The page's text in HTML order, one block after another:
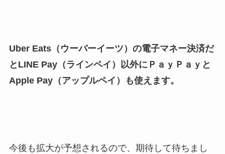
Uber Eats（ウーバーイーツ）の電子マネー決済だ
とLINE Pay（ラインペイ）以外にＰａｙＰａｙと
Apple Pay（アップルペイ）も使えます。
今後も拡大が予想されるので、期待して待ちまし